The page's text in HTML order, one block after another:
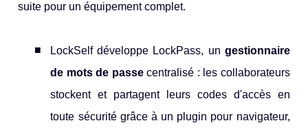
suite pour un équipement complet.
LockSelf développe LockPass, un gestionnaire
de mots de passecentralisé : les collaborateurs
stockent et partagent leurs codes d'accès en
toute sécurité grâce à un plugin pour navigateur,